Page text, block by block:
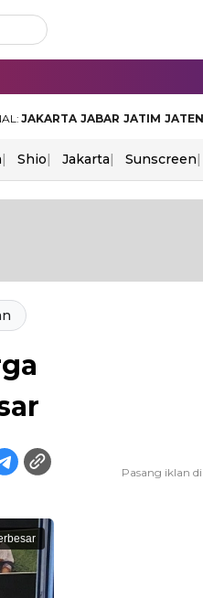
JAKARTA JABAR JATIM
Shio Jakarta Sunscreen